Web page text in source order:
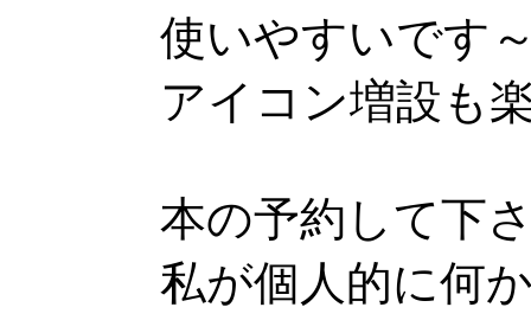
使いやすいです
アイコン増設も
本の予約して下
私が個人的に何